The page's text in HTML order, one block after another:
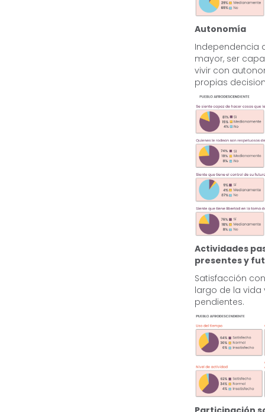
Autonomía
Independencia
mayor, ser
vivir con
propias
Actividades
presentes y
Satisfacción
largo de la vida
pendientes.